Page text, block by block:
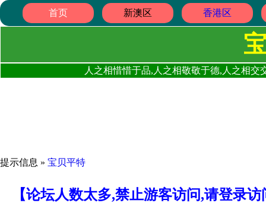
首页 新澳区 香港区
人之相惜惜于品,人之相敬敬于德,人之相
提示信息 » 宝贝平特
【论坛人数太多,禁止游客访问,请登录